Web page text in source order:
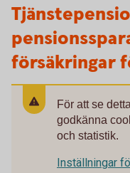
försäkringar
För att se
godkänna
och statistik.
Inställningar